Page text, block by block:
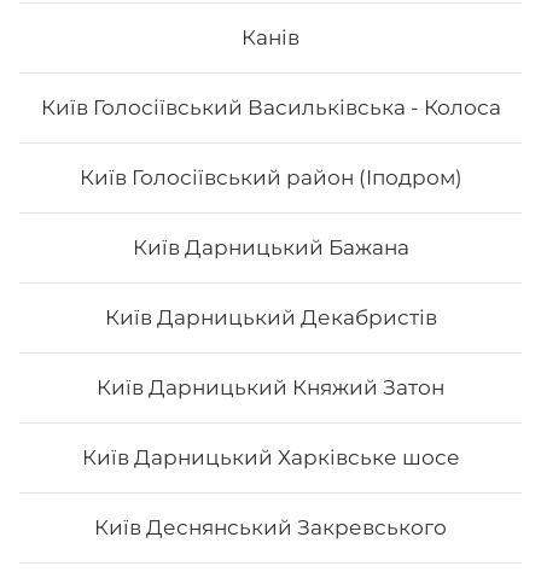
Канів
Київ Голосіївський Васильківська - Колоса
Київ Голосіївський район (Іподром)
Київ Дарницький Бажана
Київ Дарницький Декабристів
Київ Дарницький Княжий Затон
Київ Дарницький Харківське шосе
Київ Деснянський Закревського
тунцем, футо асорті, футо з лососем
588₴ Хочу